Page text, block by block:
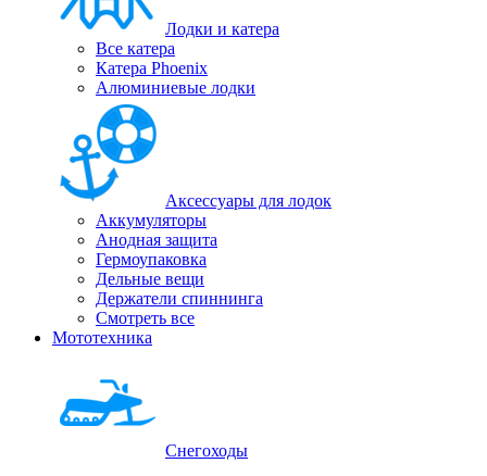
Лодки и катера
Все катера
Катера Phoenix
Алюминиевые лодки
Аксессуары для лодок
Аккумуляторы
Анодная защита
Гермоупаковка
Дельные вещи
Держатели спиннинга
Смотреть все
Мототехника
Снегоходы